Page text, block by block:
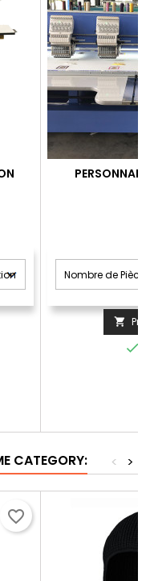


CATEGORY: >
<
favorite_border